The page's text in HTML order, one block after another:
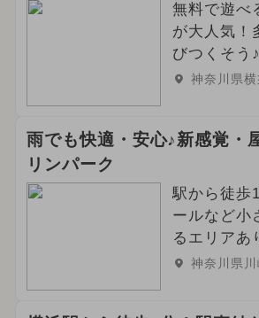
無料で遊べ
が大人気！
びつくそう♪
神奈川県横
雨でも快適・安心♪新感覚・
リンパーク
駅から徒
ールなど小
るエリアあ
神奈川県